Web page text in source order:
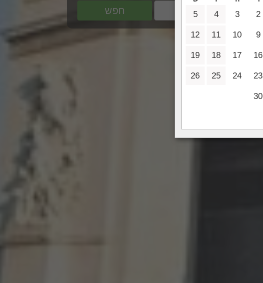
חפש 2
3
4
5
9
10
11
12
16
17
18
19
23
24
25
26
30